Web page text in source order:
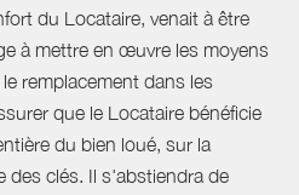
du Locataire, venait à être
à mettre en œuvre les moyens
remplacement dans les
que le Locataire bénéficie
du bien loué, sur la
des clés. Il s'abstiendra de